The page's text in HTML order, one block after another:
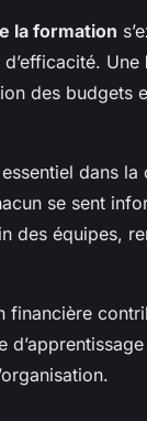
la formation
Une
des budgets
dans la
se sent
des équipes,